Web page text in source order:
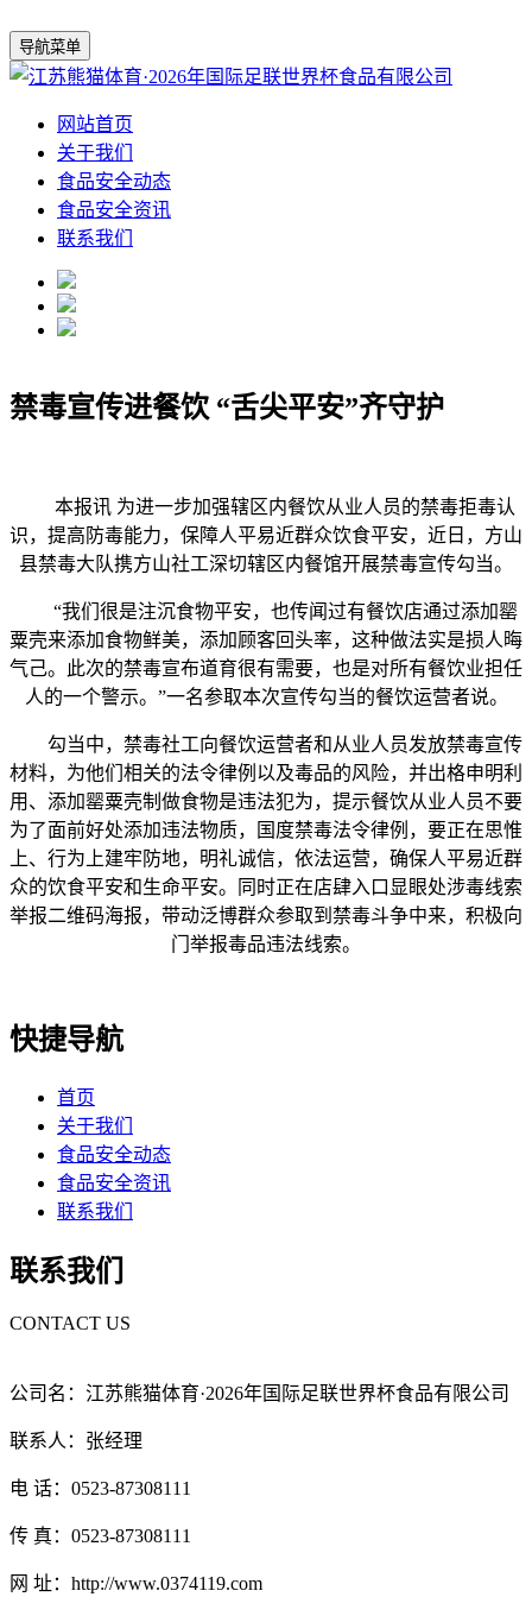
导航菜单
网站首页
关于我们
食品安全动态
食品安全资讯
联系我们
禁毒宣传进餐饮 “舌尖平安”齐守护
本报讯 为进一步加强辖区内餐饮从业人员的禁毒拒毒认
识，提高防毒能力，保障人平易近群众饮食平安，近日，方山
县禁毒大队携方山社工深切辖区内餐馆开展禁毒宣传勾当。
“我们很是注沉食物平安，也传闻过有餐饮店通过添加罂
粟壳来添加食物鲜美，添加顾客回头率，这种做法实是损人晦
气己。此次的禁毒宣布道育很有需要，也是对所有餐饮业担任
人的一个警示。”一名参取本次宣传勾当的餐饮运营者说。
勾当中，禁毒社工向餐饮运营者和从业人员发放禁毒宣传
材料，为他们相关的法令律例以及毒品的风险，并出格申明利
用、添加罂粟壳制做食物是违法犯为，提示餐饮从业人员不要
为了面前好处添加违法物质，国度禁毒法令律例，要正在思惟
上、行为上建牢防地，明礼诚信，依法运营，确保人平易近群
众的饮食平安和生命平安。同时正在店肆入口显眼处涉毒线索
举报二维码海报，带动泛博群众参取到禁毒斗争中来，积极向
门举报毒品违法线索。
快捷导航
首页
关于我们
食品安全动态
食品安全资讯
联系我们
联系我们
CONTACT US
公司名：江苏熊猫体育·2026年国际足联世界杯食品有限公司
联系人：张经理
电 话：0523-87308111
传 真：0523-87308111
网 址：http://www.0374119.com